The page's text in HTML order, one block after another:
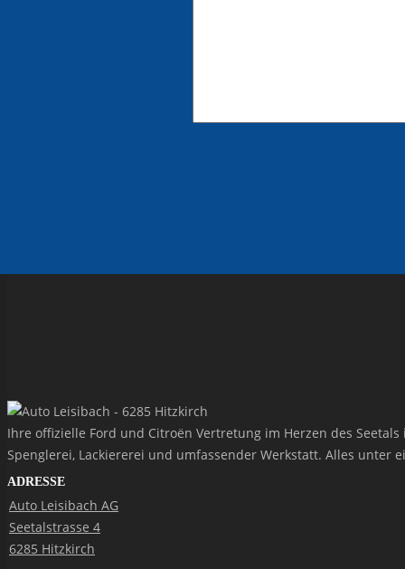
Ihre offizielle Ford und Citroën Vertretung im Herzen des
Spenglerei, Lackiererei und umfassender Werkstatt. Alles unter
ADRESSE
Auto Leisibach AG
Seetalstrasse 4
6285 Hitzkirch